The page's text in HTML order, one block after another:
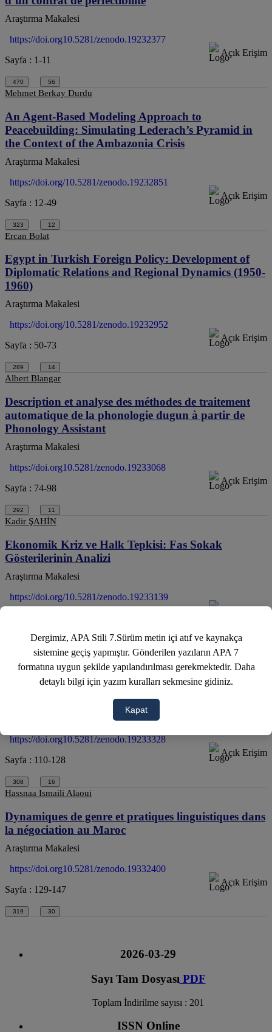
Araştırma Makalesi
https://doi.org10.5281/zenodo.19232377
Açık Erişim
Sayfa : 1-11
470 56
Mehmet Berkay Durdu
An Agent-Based Modeling Approach to
Peacebuilding: Simulating Lederach’s Pyramid in
the Context of the Ambazonia Crisis
Araştırma Makalesi
https://doi.org/10.5281/zenodo.19232851
Açık Erişim
Sayfa : 12-49
323 12
Ercan Bolat
Egypt in Turkish Foreign Policy: Development of
Diplomatic Relations and Regional Dynamics (1950-
1960)
Araştırma Makalesi
https://doi.org/10.5281/zenodo.19232952
Açık Erişim
Sayfa : 50-73
289 14
Albert Blangar
Description et analyse des méthodes de traitement
automatique de la phonologie dugun à partir de
Phonology Assistant
Araştırma Makalesi
https://doi.org10.5281/zenodo.19233068
Açık Erişim
Sayfa : 74-98
292 11
Kadir ŞAHİN
Ekonomik Kriz ve Halk Tepkisi: Fas Sokak
Gösterilerinin Analizi
Araştırma Makalesi
https://doi.org/10.5281/zenodo.19233139
16
Zakaria Bouaaoui - Mustapha Elouizi
Images, récits médiatiques et contre-publics
numériques: Analyse des contre-récits visuels associés
au mouvement #GenZ212 au Maroc
https://doi.org10.5281/zenodo.19233328
Açık Erişim
Sayfa : 110-128
308 16
Hassnaa Ismaili Alaoui
Dynamiques de genre et pratiques linguistiques dans
la négociation au Maroc
Araştırma Makalesi
https://doi.org10.5281/zenodo.19332400
Açık Erişim
Sayfa : 129-147
319 30
2026-03-29
Sayı Tam Dosyası PDF
Toplam İndirilme sayısı : 201
ISSN Online
Dergimiz, APA Stili 7.Sürüm metin içi atıf ve kaynakça
sistemine geçiş yapmıştır. Gönderilen yazıların APA 7
formatına uygun şekilde yapılandırılması gerekmektedir. Daha
detaylı bilgi için yazım kuralları sekmesine gidiniz.
Kapat